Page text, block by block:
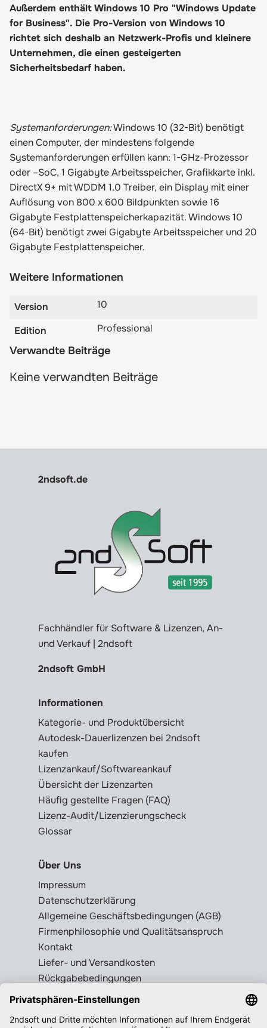
Außerdem enthält Windows 10 Pro "Windows Update
for Business". Die Pro-Version von Windows 10
richtet sich deshalb an Netzwerk-Profis und kleinere
Unternehmen, die einen gesteigerten
Sicherheitsbedarf haben.
Systemanforderungen:Windows 10 (32-Bit) benötigt
einen Computer, der mindestens folgende
Systemanforderungen erfüllen kann: 1-GHz-Prozessor
oder –SoC, 1 Gigabyte Arbeitsspeicher, Grafikkarte inkl.
DirectX 9+ mit WDDM 1.0 Treiber, ein Display mit einer
Auflösung von 800 x 600 Bildpunkten sowie 16
Gigabyte Festplattenspeicherkapazität. Windows 10
(64-Bit) benötigt zwei Gigabyte Arbeitsspeicher und 20
Gigabyte Festplattenspeicher.
Weitere Informationen
Version 10
Edition Professional
Verwandte Beiträge
Keine verwandten Beiträge
2ndsoft.de
Fachhändler für Software & Lizenzen, An-
und Verkauf | 2ndsoft
2ndsoft GmbH
Informationen
Kategorie- und Produktübersicht
Autodesk-Dauerlizenzen bei 2ndsoft
kaufen
Lizenzankauf/Softwareankauf
Übersicht der Lizenzarten
Häufig gestellte Fragen (FAQ)
Lizenz-Audit/Lizenzierungscheck
Glossar
Über Uns
Impressum
Datenschutzerklärung
Allgemeine Geschäftsbedingungen (AGB)
Firmenphilosophie und Qualitätsanspruch
Kontakt
Liefer- und Versandkosten
Rückgabebedingungen